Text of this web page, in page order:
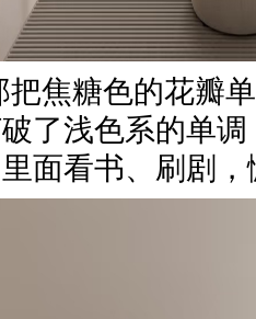
把焦糖色的花瓣
了浅色系的单
里面看书、刷剧